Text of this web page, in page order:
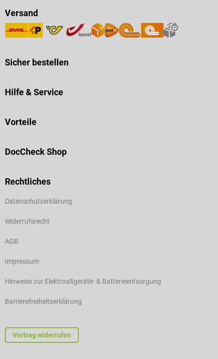
Versand
Sicher bestellen
Hilfe & Service
Vorteile
DocCheck Shop
Rechtliches
Datenschutzerklärung
Widerrufsrecht
AGB
Impressum
Hinweise zur Elektroaltgeräte- & Batterieentsorgung
Barrierefreiheitserklärung
Vertrag widerrufen